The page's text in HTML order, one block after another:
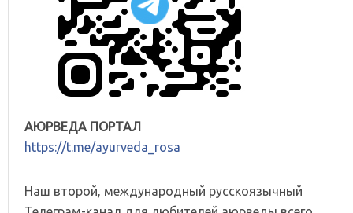
АЮРВЕДА ПОРТАЛ
https://t.me/ayurveda_rosa
Наш второй, международный русскоязычный